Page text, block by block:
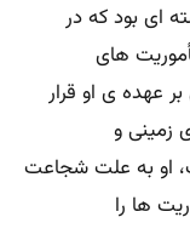
‌ای بود كه در
‌های
عهده ‌ی او قرار
زمینی و
او به علت شجاعت
ها را